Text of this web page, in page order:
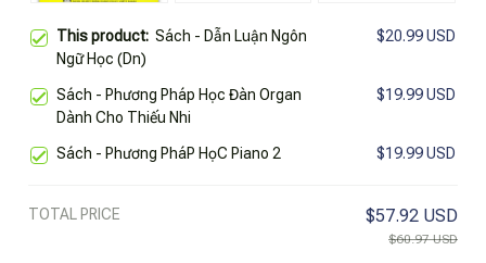
This product: Sách - Dẫn Luận Ngôn
Ngữ Học (Dn)
$20.99 USD
Sách - Phương Pháp Học Đàn Organ
Dành Cho Thiếu Nhi
$19.99 USD
Sách - Phương PháP HọC Piano 2 $19.99 USD
TOTAL PRICE $57.92 USD
$60.97 USD